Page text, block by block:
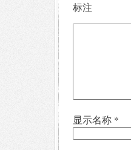
标注
显示名称 *